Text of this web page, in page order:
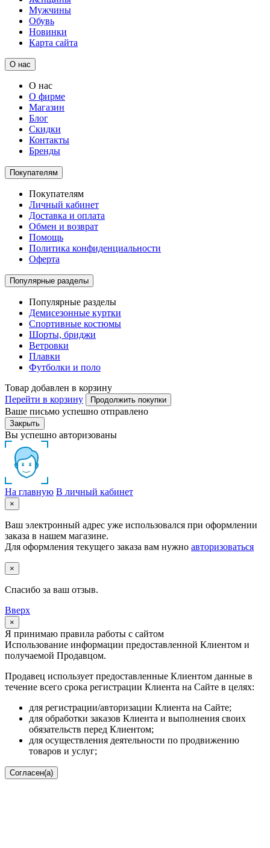
Мужчины
Обувь
Новинки
Карта сайта
О нас
О нас
О фирме
Магазин
Блог
Скидки
Контакты
Бренды
Покупателям
Покупателям
Личный кабинет
Доставка и оплата
Обмен и возврат
Помощь
Политика конфиденциальности
Оферта
Популярные разделы
Популярные разделы
Демисезонные куртки
Спортивные костюмы
Шорты, бриджи
Ветровки
Плавки
Футболки и поло
Товар добавлен в корзину
Перейти в корзину
Продолжить покупки
Ваше письмо успешно отправлено
Закрыть
Вы успешно авторизованы
На главную В личный кабинет
×
Ваш электронный адрес уже использовался при оформлении
заказа в нашем магазине.
Для оформления текущего заказа вам нужно авторизоваться
×
Спасибо за ваш отзыв.
Вверх
×
Я принимаю правила работы с сайтом
Использование информации предоставленной Клиентом и
получаемой Продавцом.
Продавец использует предоставленные Клиентом данные в
течение всего срока регистрации Клиента на Сайте в целях:
для регистрации/авторизации Клиента на Сайте;
для обработки заказов Клиента и выполнения своих
обязательств перед Клиентом;
для осуществления деятельности по продвижению
товаров и услуг;